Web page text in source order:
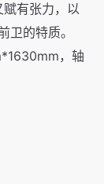
有张力，以
卫的特质。
，轴